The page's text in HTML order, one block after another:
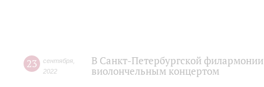
23 сентября
2022
В Санкт-Петербургской
виолончельным концертом